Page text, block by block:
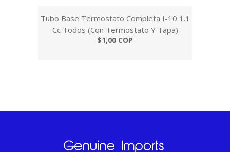
Tubo Base Termostato Completa I-10 1.1
Cc Todos (Con Termostato Y Tapa)
$1,00 COP